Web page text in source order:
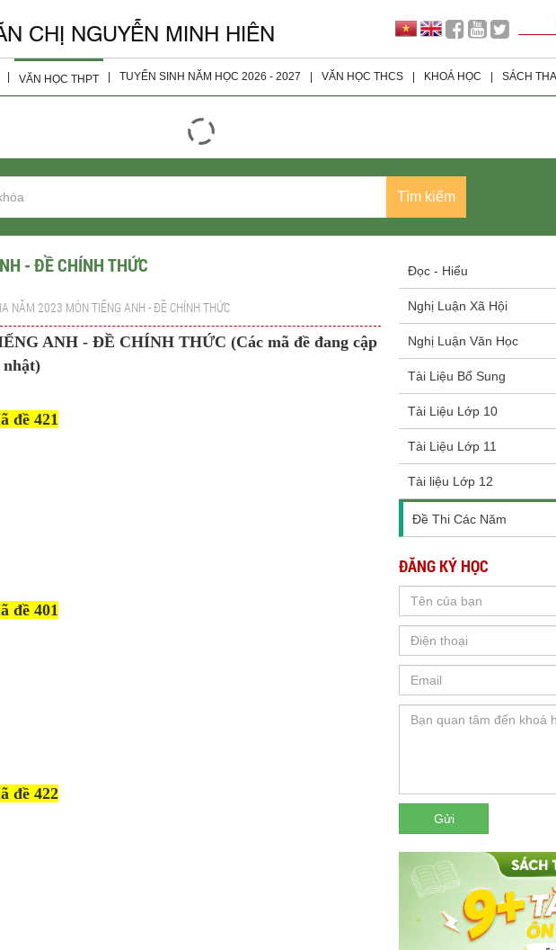
CHỊ NGUYỄN MINH HIÊN
VĂN HỌC THPT
Nghị Luận Văn Học
Tài Liệu Bổ Sung
Tài Liệu Lớp 10
Tài liệu Lớp 12
Đề Thi Các Năm
TUYỂN SINH NĂM HỌC 2026 - 2027 VĂN HỌC THCS
Tài Liệu Lớp 7
Tài Liệu Lớp 6
KHOÁ HỌC SÁCH
Tìm kiếm
- ĐỀ CHÍNH THỨC
NĂM 2023 MÔN TIẾNG ANH - ĐỀ CHÍNH THỨC
ANH - ĐỀ CHÍNH THỨC (Các mã đề đang cập
nhật)
đề 421
đề 401
đề 422
Đọc - Hiểu
Nghị Luận Xã Hội
Nghị Luận Văn Học
Tài Liệu Bổ Sung
Tài Liệu Lớp 10
Tài Liệu Lớp 11
Tài liệu Lớp 12
Đề Thi Các Năm
ĐĂNG KÝ HỌC